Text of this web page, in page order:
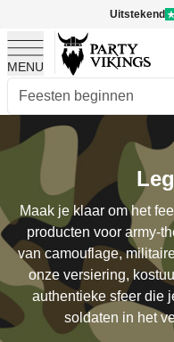
Uitstekend
MENU
Ga naar de inhoud
Maak je klaar om het
producten voor army-
van camouflage,
onze versiering,
authentieke sfeer die
soldaten in het